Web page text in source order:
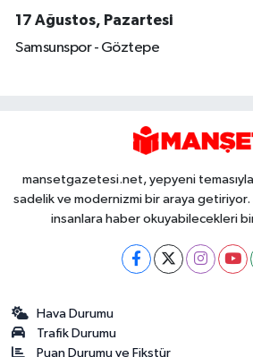
17 Ağustos, Pazartesi
Samsunspor - Göztepe
mansetgazetesi.net, yepyeni
sadelik ve modernizmi bir araya getiriyor.
insanlara haber okuyabilecekleri
Hava Durumu
Trafik Durumu
Puan Durumu ve Fikstür